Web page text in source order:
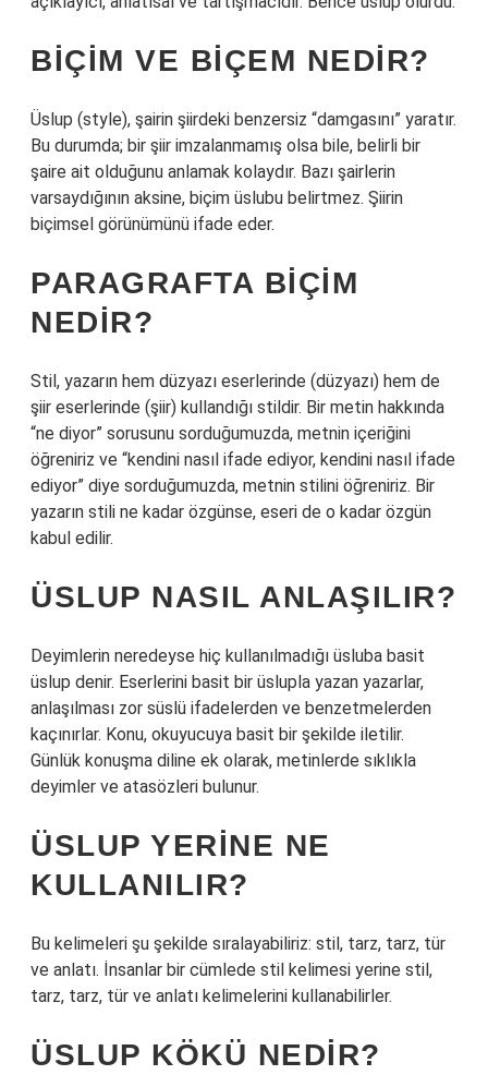
BIÇIM VE BIÇEM NEDIR?
Üslup (style), şairin şiirdeki benzersiz “damgasını” yaratır.
Bu durumda; bir şiir imzalanmamış olsa bile, belirli bir
şaire ait olduğunu anlamak kolaydır. Bazı şairlerin
varsaydığının aksine, biçim üslubu belirtmez. Şiirin
biçimsel görünümünü ifade eder.
PARAGRAFTA BIÇIM
NEDIR?
Stil, yazarın hem düzyazı eserlerinde (düzyazı) hem de
şiir eserlerinde (şiir) kullandığı stildir. Bir metin hakkında
“ne diyor” sorusunu sorduğumuzda, metnin içeriğini
öğreniriz ve “kendini nasıl ifade ediyor, kendini nasıl ifade
ediyor” diye sorduğumuzda, metnin stilini öğreniriz. Bir
yazarın stili ne kadar özgünse, eseri de o kadar özgün
kabul edilir.
ÜSLUP NASIL ANLAŞILIR?
Deyimlerin neredeyse hiç kullanılmadığı üsluba basit
üslup denir. Eserlerini basit bir üslupla yazan yazarlar,
anlaşılması zor süslü ifadelerden ve benzetmelerden
kaçınırlar. Konu, okuyucuya basit bir şekilde iletilir.
Günlük konuşma diline ek olarak, metinlerde sıklıkla
deyimler ve atasözleri bulunur.
ÜSLUP YERINE NE
KULLANILIR?
Bu kelimeleri şu şekilde sıralayabiliriz: stil, tarz, tarz, tür
ve anlatı. İnsanlar bir cümlede stil kelimesi yerine stil,
tarz, tarz, tür ve anlatı kelimelerini kullanabilirler.
ÜSLUP KÖKÜ NEDIR?